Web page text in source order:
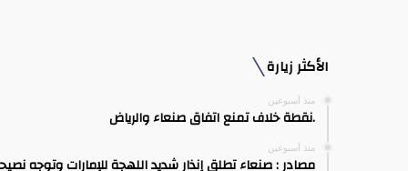
الأكثر زيارة
منذ أسبوعين
.نقطة خلاف تمنع اتفاق صنعاء والرياض
منذ أسبوعين
مصادر : صنعاء تطلق إنذار شديد اللهجة للإمارات وتوجه